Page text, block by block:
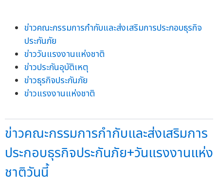
ข่าวคณะกรรมการกำกับและส่งเสริมการประกอบธุรกิจ
ประกันภัย
ข่าววันแรงงานแห่งชาติ
ข่าวประกันอุบัติเหตุ
ข่าวธุรกิจประกันภัย
ข่าวแรงงานแห่งชาติ
ข่าวคณะกรรมการกำกับและส่งเสริมการ
ประกอบธุรกิจประกันภัย+วันแรงงานแห่ง
ชาติวันนี้